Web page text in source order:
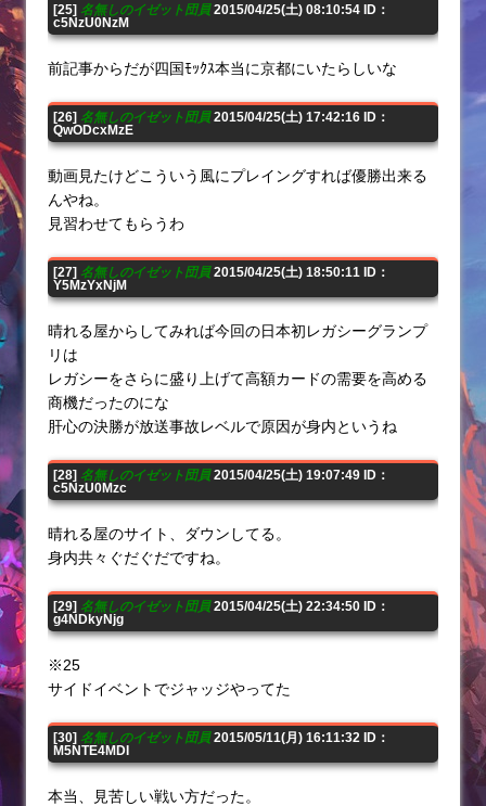
[25] 名無しのイゼット団員2015/04/25(土) 08:10:54 ID：
c5NzU0NzM
前記事からだが四国ﾓｯｸｽ本当に京都にいたらしいな
[26] 名無しのイゼット団員2015/04/25(土) 17:42:16 ID：
QwODcxMzE
動画見たけどこういう風にプレイングすれば優勝出来る
んやね。
見習わせてもらうわ
[27] 名無しのイゼット団員2015/04/25(土) 18:50:11 ID：
Y5MzYxNjM
晴れる屋からしてみれば今回の日本初レガシーグランプ
リは
レガシーをさらに盛り上げて高額カードの需要を高める
商機だったのにな
肝心の決勝が放送事故レベルで原因が身内というね
[28] 名無しのイゼット団員2015/04/25(土) 19:07:49 ID：
c5NzU0Mzc
晴れる屋のサイト、ダウンしてる。
身内共々ぐだぐだですね。
[29] 名無しのイゼット団員2015/04/25(土) 22:34:50 ID：
g4NDkyNjg
※25
サイドイベントでジャッジやってた
[30] 名無しのイゼット団員2015/05/11(月) 16:11:32 ID：
M5NTE4MDI
本当、見苦しい戦い方だった。